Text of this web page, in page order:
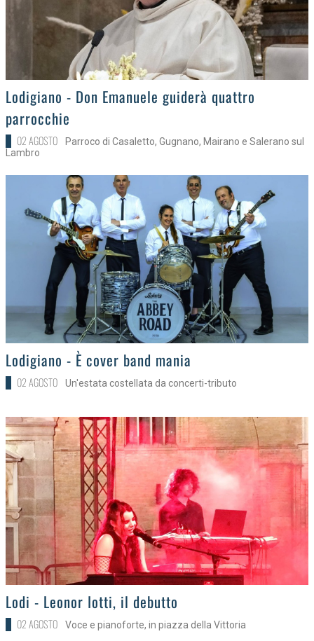
>Lodigiano - Don Emanuele guiderà quattro
parrocchie
02 AGOSTO
Parroco di Casaletto, Gugnano, Mairano e Salerano sul
Lambro
>Lodigiano - È cover band mania
02 AGOSTO Un'estata costellata da concerti-tributo
>Lodi - Leonor Iotti, il debutto
02 AGOSTO Voce e pianoforte, in piazza della Vittoria